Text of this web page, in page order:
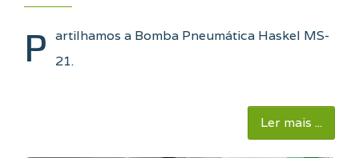
P artilhamos a Bomba Pneumática Haskel MS-
21.
Ler mais ...